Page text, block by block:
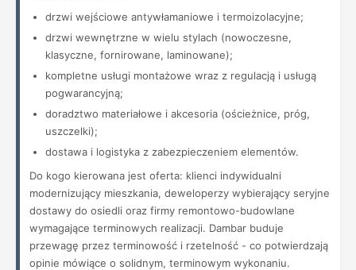
drzwi wejściowe antywłamaniowe i termoizolacyjne;
drzwi wewnętrzne w wielu stylach (nowoczesne,
klasyczne, fornirowane, laminowane);
kompletne usługi montażowe wraz z regulacją i usługą
pogwarancyjną;
doradztwo materiałowe i akcesoria (ościeżnice, próg,
uszczelki);
dostawa i logistyka z zabezpieczeniem elementów.
Do kogo kierowana jest oferta: klienci indywidualni
modernizujący mieszkania, deweloperzy wybierający seryjne
dostawy do osiedli oraz firmy remontowo-budowlane
wymagające terminowych realizacji. Dambar buduje
przewagę przez terminowość i rzetelność - co potwierdzają
opinie mówiące o solidnym, terminowym wykonaniu.